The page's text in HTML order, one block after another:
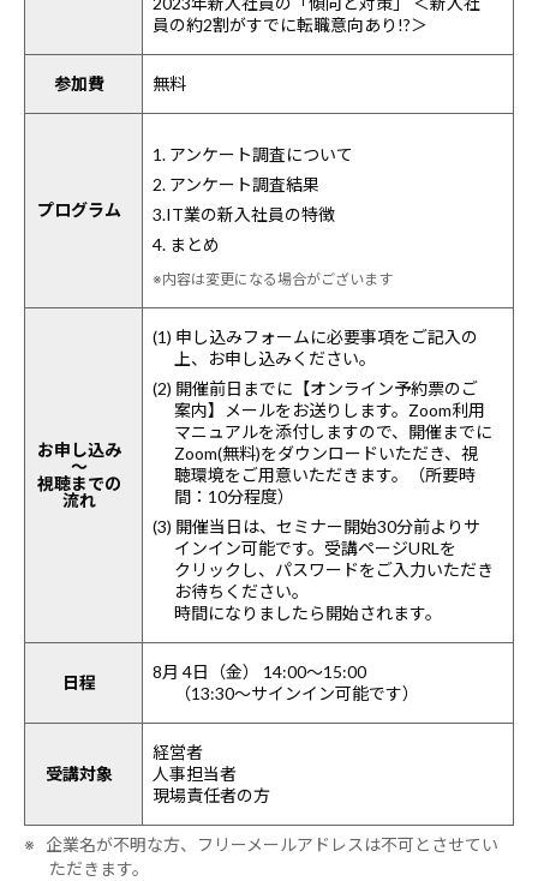
員の約2割がすでに転職意向あり!?＞
参加費 無料
プログラム
1. アンケート調査について
2. アンケート調査結果
3.IT業の新入社員の特徴
4. まとめ
※内容は変更になる場合がございます
お申し込み
～
視聴までの
流れ
(1) 申し込みフォームに必要事項をご記入の
上、お申し込みください。
(2) 開催前日までに【オンライン予約票のご
案内】メールをお送りします。Zoom利用
マニュアルを添付しますので、開催までに
Zoom(無料)をダウンロードいただき、視
聴環境をご用意いただきます。（所要時
間：10分程度）
(3) 開催当日は、セミナー開始30分前よりサ
インイン可能です。受講ページURLを
クリックし、パスワードをご入力いただき
お待ちください。
時間になりましたら開始されます。
日程
8月 4日（金） 14:00～15:00
（13:30～サインイン可能です）
受講対象
経営者
人事担当者
現場責任者の方
※ 企業名が不明な方、フリーメールアドレスは不可とさせてい
ただきます。